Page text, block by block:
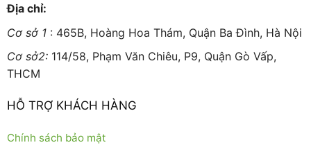
Địa chỉ:
Cơ sở 1: 465B, Hoàng Hoa Thám, Quận Ba Đình, Hà Nội
Cơ sở2:114/58, Phạm Văn Chiêu, P9, Quận Gò Vấp,
THCM
HỖ TRỢ KHÁCH HÀNG
Chính sách bảo mật